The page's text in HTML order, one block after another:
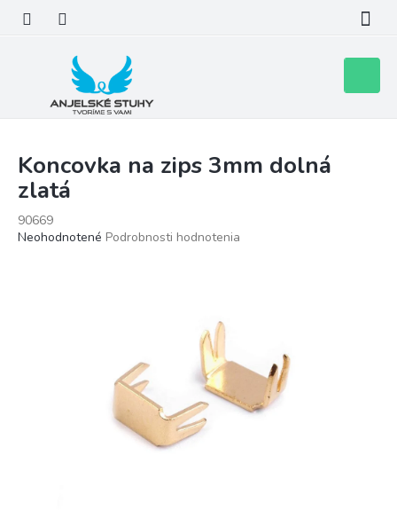
obsah
košík
Koncovka na zips 3mm dolná
zlatá
90669
Priemerné
Neohodnotené Podrobnosti hodnotenia